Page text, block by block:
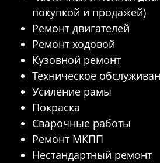
покупкой и продажей)
Ремонт двигателей
Ремонт ходовой
Кузовной ремонт
Техническое
Усиление рамы
Покраска
Сварочные работы
Ремонт МКПП
Нестандартный ремонт